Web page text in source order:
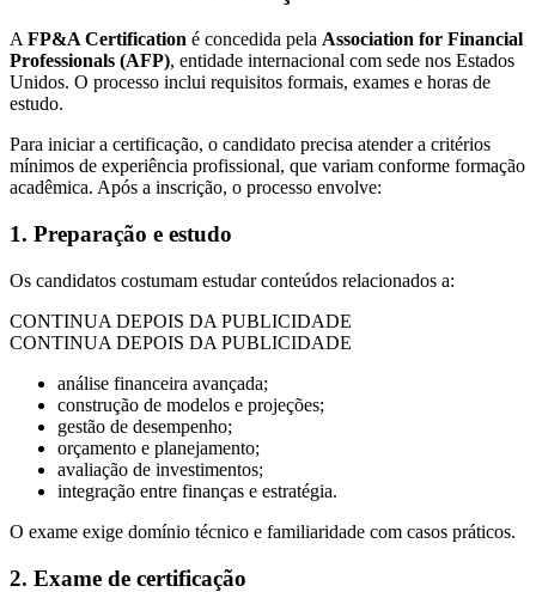
AFP&A Certification é concedida pela Association for Financial
Professionals (AFP), entidade internacional com sede nos Estados
Unidos. O processo inclui requisitos formais, exames e horas de
estudo.
Para iniciar a certificação, o candidato precisa atender a critérios
mínimos de experiência profissional, que variam conforme formação
acadêmica. Após a inscrição, o processo envolve:
1. Preparação e estudo
Os candidatos costumam estudar conteúdos relacionados a:
CONTINUA DEPOIS DA PUBLICIDADE
CONTINUA DEPOIS DA PUBLICIDADE
análise financeira avançada;
construção de modelos e projeções;
gestão de desempenho;
orçamento e planejamento;
avaliação de investimentos;
integração entre finanças e estratégia.
O exame exige domínio técnico e familiaridade com casos práticos.
2. Exame de certificação